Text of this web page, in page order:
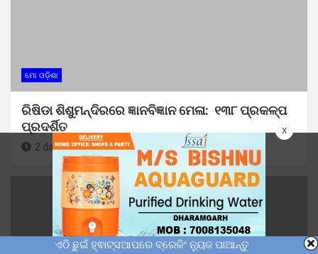
x
ମୋ ଓଡ଼ିଶା
ରିଷିଡା ଶିଶୁମନ୍ଦିରରେ ଜ୍ଞାନବିଜ୍ଞାନ ମେଳା: ୧୩୮ ପ୍ରକଳ୍ପ
ପ୍ରଦର୍ଶିତ
2 days ago Sunil Kumar Dhangadamajhi
ଏଠି ଛୁଇଁ ହ୍ଵାଟ୍ସଆପରେ ବ୍ରେକିଂ ନ୍ୟୁଜ ପାଆନ୍ତୁ